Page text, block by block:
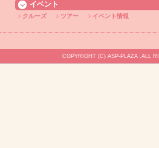
イベント
クルーズ ツアー イベント情報
COPYRIGHT (C) ASP-PLAZA .ALL